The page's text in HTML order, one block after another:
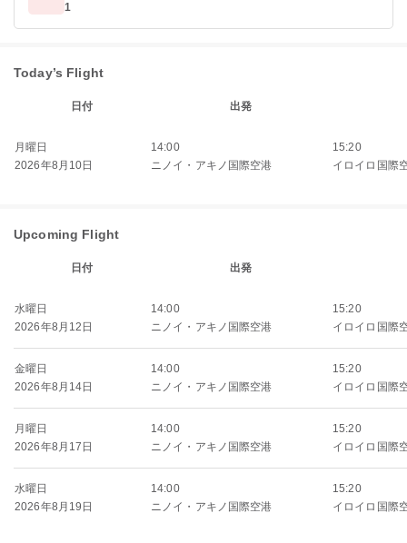
1
Today’s Flight
日付 出発
月曜日
2026年8月10日
14:00
ニノイ・アキノ国際空港
15:20
イロイロ国際
Upcoming Flight
日付 出発
水曜日
2026年8月12日
14:00
ニノイ・アキノ国際空港
15:20
イロイロ国際
金曜日
2026年8月14日
14:00
ニノイ・アキノ国際空港
15:20
イロイロ国際
月曜日
2026年8月17日
14:00
ニノイ・アキノ国際空港
15:20
イロイロ国際
水曜日
2026年8月19日
14:00
ニノイ・アキノ国際空港
15:20
イロイロ国際